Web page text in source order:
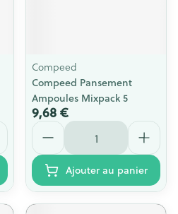
Compeed
Compeed Pansement
Ampoules Mixpack 5
9,68 €
Quantité
Ajouter au panier